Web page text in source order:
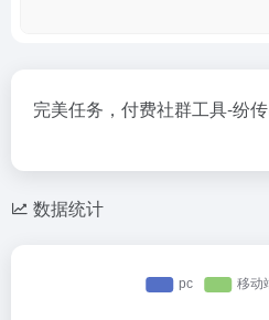
完美任务，付费社群工具-纷传
数据统计